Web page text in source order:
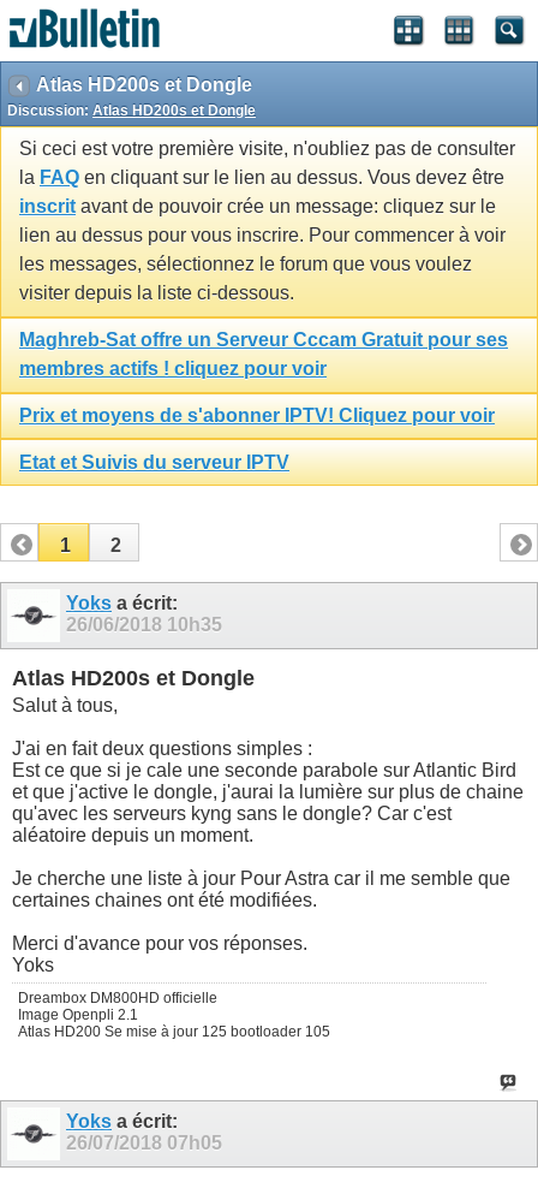
Atlas HD200s et Dongle
Discussion: Atlas HD200s et Dongle
Si ceci est votre première visite, n'oubliez pas de consulter
la FAQ en cliquant sur le lien au dessus. Vous devez être
inscrit avant de pouvoir crée un message: cliquez sur le
lien au dessus pour vous inscrire. Pour commencer à voir
les messages, sélectionnez le forum que vous voulez
visiter depuis la liste ci-dessous.
Maghreb-Sat offre un Serveur Cccam Gratuit pour ses
membres actifs ! cliquez pour voir
Prix et moyens de s'abonner IPTV! Cliquez pour voir
Etat et Suivis du serveur IPTV
1 2
Yoks a écrit:
26/06/2018 10h35
Atlas HD200s et Dongle
Salut à tous,
J'ai en fait deux questions simples :
Est ce que si je cale une seconde parabole sur Atlantic Bird
et que j'active le dongle, j'aurai la lumière sur plus de chaine
qu'avec les serveurs kyng sans le dongle? Car c'est
aléatoire depuis un moment.
Je cherche une liste à jour Pour Astra car il me semble que
certaines chaines ont été modifiées.
Merci d'avance pour vos réponses.
Yoks
Dreambox DM800HD officielle
Image Openpli 2.1
Atlas HD200 Se mise à jour 125 bootloader 105
Yoks a écrit:
26/07/2018 07h05